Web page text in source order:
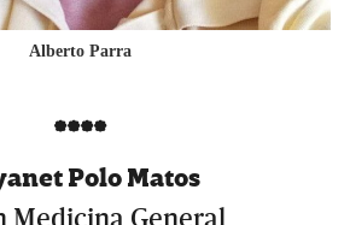
Alberto Parra
****
Polo Matos